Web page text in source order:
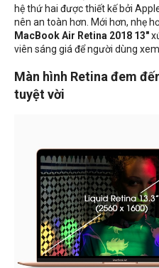
hệ thứ hai được thiết kế bởi
nên an toàn hơn. Mới hơn, nhẹ
MacBook Air Retina 2018 13"
viên sáng giá để người dùng
Màn hình Retina đem
tuyệt vời